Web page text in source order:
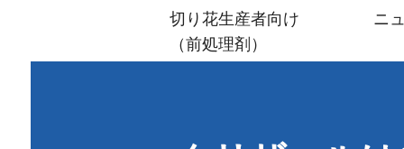
menu
切り花生産者向け
（前処理剤）
ニ